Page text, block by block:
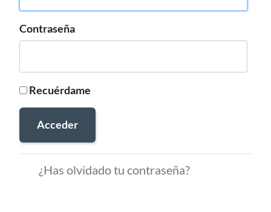
Contraseña
Recuérdame
Acceder
¿Has olvidado tu contraseña?